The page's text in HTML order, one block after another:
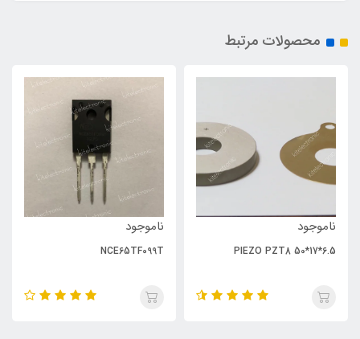
محصولات مرتبط
ناموجود
PIEZO PZT8 50*17*6.5
ناموجود
NCE65TF099T